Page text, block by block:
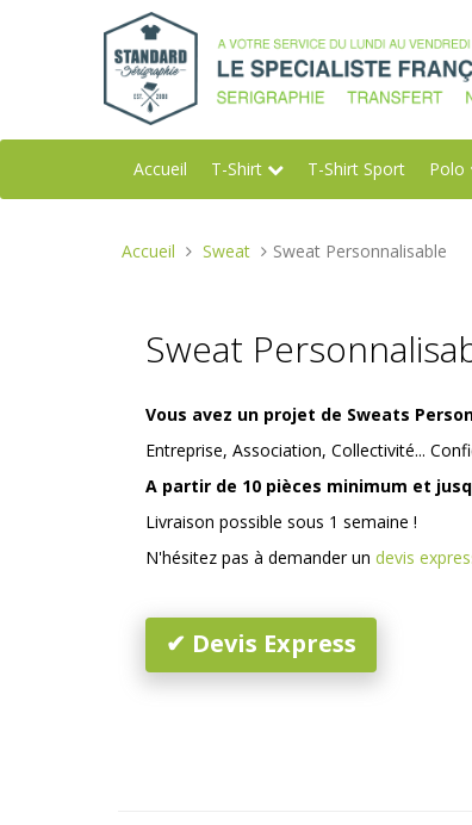
Accueil T-Shirt T-Shirt Sport Polo
Vous
Accueil Sweat Sweat Personnalisable
Sweat
Vous avez un projet de Sweats
Entreprise, Association, Collectivité...
A partir de 10 pièces minimum et
Livraison possible sous 1 semaine !
N'hésitez pas à demander un devis
✔ Devis Express